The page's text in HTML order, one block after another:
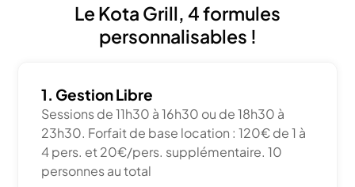
Le Kota Grill, 4 formules
personnalisables !
1. Gestion Libre
Sessions de 11h30 à 16h30 ou de 18h30 à
23h30. Forfait de base location : 120€ de 1 à
4 pers. et 20€/pers. supplémentaire. 10
personnes au total